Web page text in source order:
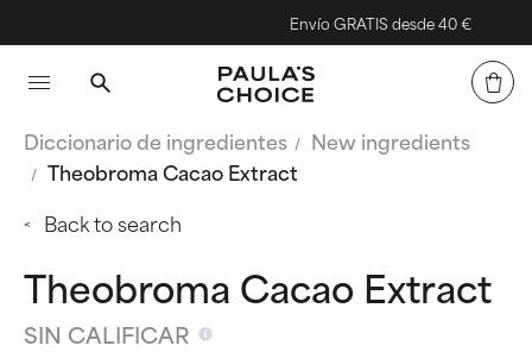
Envío GRATIS desde 40 €
Diccionario de ingredientes
New ingredients
Theobroma Cacao Extract
Back to search
Theobroma Cacao Extract
SIN CALIFICAR